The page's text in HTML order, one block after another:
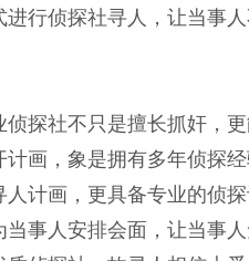
行侦探社寻人，让当事
探社不只是擅长抓奸，
画，象是拥有多年侦探
计画，更具备专业的侦
事人安排会面，让当事